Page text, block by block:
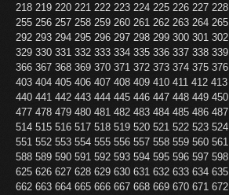
218 219 220 221 222 223 224 225 226 227 228
255 256 257 258 259 260 261 262 263 264 265
292 293 294 295 296 297 298 299 300 301 302
329 330 331 332 333 334 335 336 337 338 339
366 367 368 369 370 371 372 373 374 375 376
403 404 405 406 407 408 409 410 411 412 413
440 441 442 443 444 445 446 447 448 449 450
477 478 479 480 481 482 483 484 485 486 487
514 515 516 517 518 519 520 521 522 523 524
551 552 553 554 555 556 557 558 559 560 561
588 589 590 591 592 593 594 595 596 597 598
625 626 627 628 629 630 631 632 633 634 635
662 663 664 665 666 667 668 669 670 671 672